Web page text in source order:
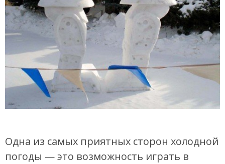
Одна из самых приятных сторон холодной
погоды — это возможность играть в